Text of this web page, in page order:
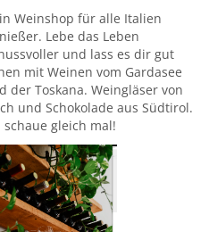
Weinshop für alle Italien
Lebe das Leben
und lass es dir gut
mit Weinen vom Gardasee
der Toskana. Weingläser von
und Schokolade aus Südtirol.
schaue gleich mal!